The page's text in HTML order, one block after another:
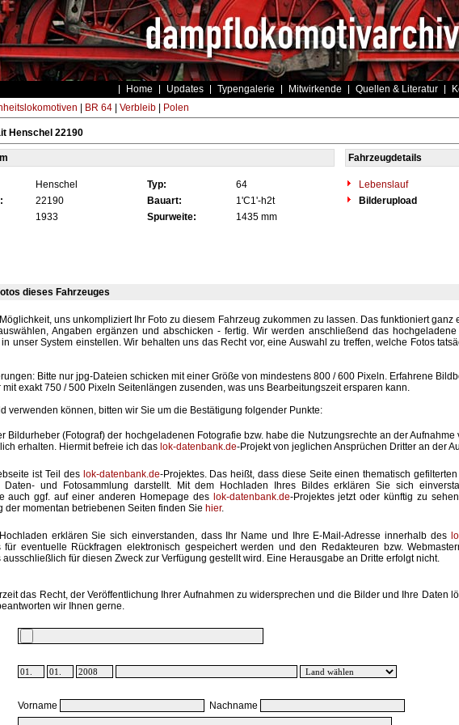
Home Updates Typengalerie Mitwirkende Quellen & Literatur
BR 64| Verbleib| Polen
Henschel 22190
Fahrzeugdetails
Henschel Typ: 64
Lebenslauf
22190 Bauart: 1'C1'-h2t
Bilderupload
1933 Spurweite: 1435 mm
dieses Fahrzeuges
uns unkompliziert Ihr Foto zu diesem Fahrzeug zukommen zu lassen. Das funktioniert ganz
Angaben ergänzen und abschicken - fertig. Wir werden anschließend das
unser System einstellen. Wir behalten uns das Recht vor, eine Auswahl zu treffen, welche Fotos
Bitte nur jpg-Dateien schicken mit einer Größe von mindestens 800 / 600 Pixeln. Erfahrene
exakt 750 / 500 Pixeln Seitenlängen zusenden, was uns Bearbeitungszeit ersparen kann.
verwenden können, bitten wir Sie um die Bestätigung folgender Punkte:
Bildurheber (Fotograf) der hochgeladenen Fotografie bzw. habe die Nutzungsrechte an der
erhalten. Hiermit befreie ich das lok-datenbank.de-Projekt von jeglichen Ansprüchen Dritter an der
ist Teil des lok-datenbank.de-Projektes. Das heißt, dass diese Seite einen thematisch
Daten- und Fotosammlung darstellt. Mit dem Hochladen Ihres Bildes erklären Sie sich
auch ggf. auf einer anderen Homepage des lok-datenbank.de-Projektes jetzt oder künftig zu
der momentan betriebenen Seiten finden Sie hier.
erklären Sie sich einverstanden, dass Ihr Name und Ihre E-Mail-Adresse innerhalb des
für eventuelle Rückfragen elektronisch gespeichert werden und den Redakteuren bzw.
ausschließlich für diesen Zweck zur Verfügung gestellt wird. Eine Herausgabe an Dritte erfolgt nicht.
das Recht, der Veröffentlichung Ihrer Aufnahmen zu widersprechen und die Bilder und Ihre Daten
wir Ihnen gerne.
Vorname
Nachname